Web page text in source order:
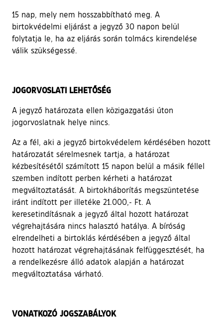
15 nap, mely nem hosszabbítható meg. A
birtokvédelmi eljárást a jegyző 30 napon belül
folytatja le, ha az eljárás során tolmács kirendelése
válik szükségessé.
JOGORVOSLATI LEHETŐSÉG
A jegyző határozata ellen közigazgatási úton
jogorvoslatnak helye nincs.
Az a fél, aki a jegyző birtokvédelem kérdésében hozott
határozatát sérelmesnek tartja, a határozat
kézbesítésétől számított 15 napon belül a másik féllel
szemben indított perben kérheti a határozat
megváltoztatását. A birtokháborítás megszüntetése
iránt indított per illetéke 21.000,- Ft. A
keresetindításnak a jegyző által hozott határozat
végrehajtására nincs halasztó hatálya. A bíróság
elrendelheti a birtoklás kérdésében a jegyző által
hozott határozat végrehajtásának felfüggesztését, ha
a rendelkezésre álló adatok alapján a határozat
megváltoztatása várható.
VONATKOZÓ JOGSZABÁLYOK